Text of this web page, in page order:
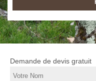
Demande de devis gratuit